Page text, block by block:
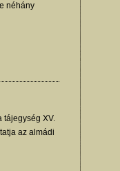
néhány
tájegység XV.
az almádi